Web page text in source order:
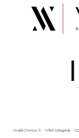
Vivaldi Chronos © - Hôtel Delagarde -